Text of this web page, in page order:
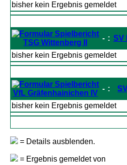
bisher kein Ergebnis gemeldet
TSG Wittenberg II
- : SV
bisher kein Ergebnis gemeldet
VfL Gräfenhainichen IV
- :
bisher kein Ergebnis gemeldet
= Details ausblenden.
= Ergebnis gemeldet von